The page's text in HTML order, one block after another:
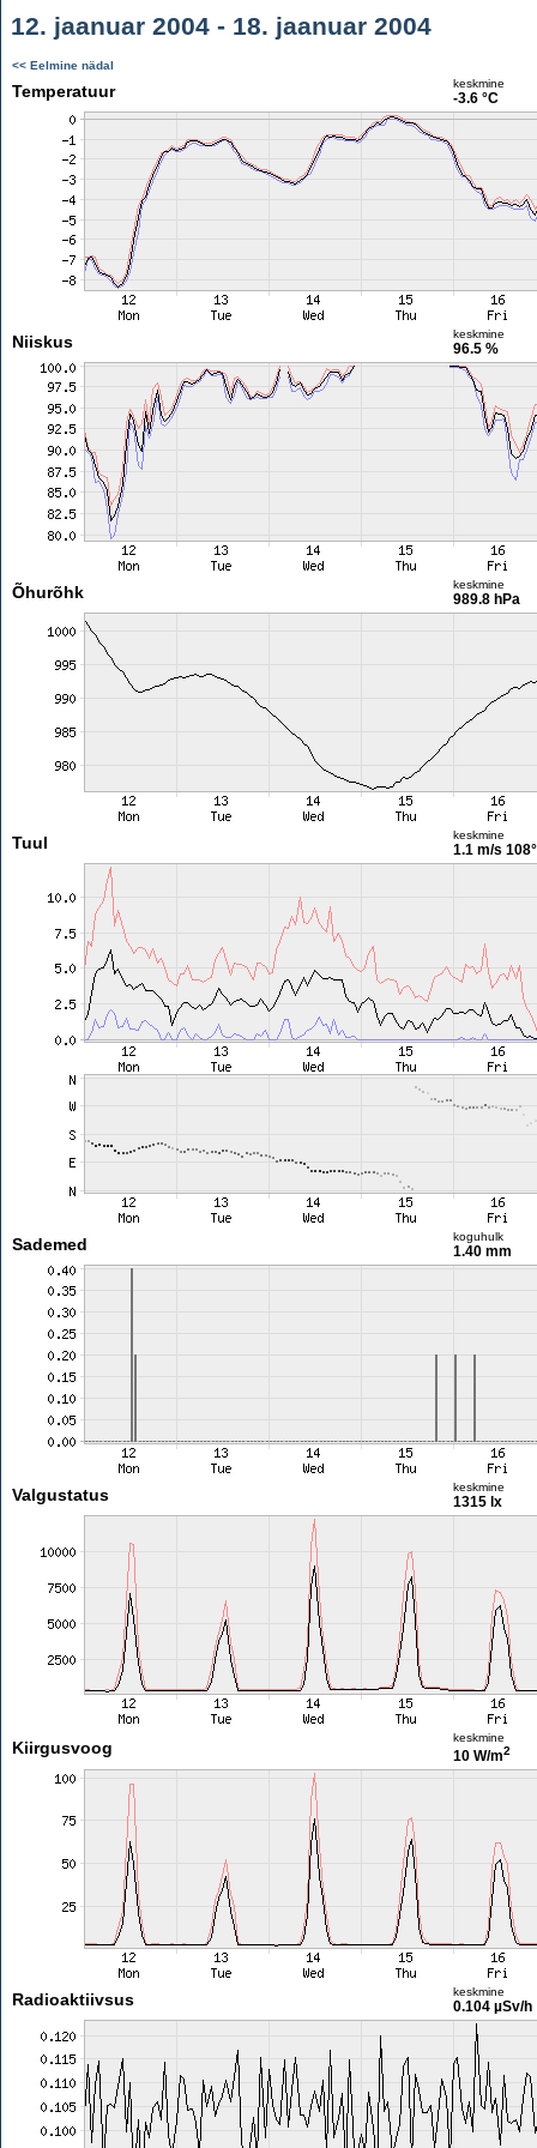
12. jaanuar 2004 - 18. jaanuar 2004
<< Eelmine nädal
Temperatuur keskmine
-3.6 °C
Niiskus keskmine
96.5 %
Õhurõhk keskmine
989.8 hPa
Tuul keskmine
1.1 m/s 108°
Sademed koguhulk
1.40 mm
Valgustatus keskmine
1315 lx
Kiirgusvoog
keskmine
10 W/m2
Radioaktiivsus keskmine
0.104 µSv/h